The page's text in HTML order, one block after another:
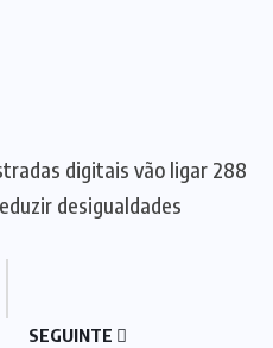
digitais vão ligar 288
desigualdades
SEGUINTE